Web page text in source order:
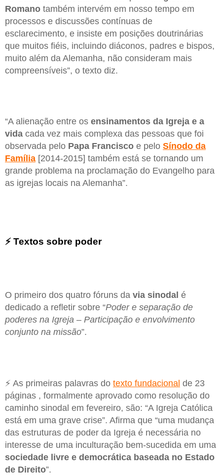
Romano também intervém em nosso tempo em
processos e discussões contínuas de
esclarecimento, e insiste em posições doutrinárias
que muitos fiéis, incluindo diáconos, padres e bispos,
muito além da Alemanha, não consideram mais
compreensíveis”, o texto diz.
“A alienação entre os ensinamentos da Igreja e a
vida cada vez mais complexa das pessoas que foi
observada pelo Papa Francisco e pelo Sínodo da
Família [2014-2015] também está se tornando um
grande problema na proclamação do Evangelho para
as igrejas locais na Alemanha”.
⚡ Textos sobre poder
O primeiro dos quatro fóruns da via sinodal é
dedicado a refletir sobre “Poder e separação de
poderes na Igreja – Participação e envolvimento
conjunto na missão”.
⚡ As primeiras palavras do texto fundacional de 23
páginas , formalmente aprovado como resolução do
caminho sinodal em fevereiro, são: “A Igreja Católica
está em uma grave crise”. Afirma que “uma mudança
das estruturas de poder da Igreja é necessária no
interesse de uma inculturação bem-sucedida em uma
sociedade livre e democrática baseada no Estado
de Direito”.